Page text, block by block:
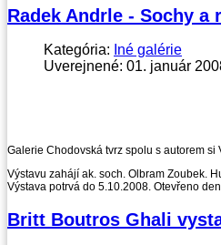
Radek Andrle - Sochy a
Kategória: Iné galérie
Uverejnené: 01. január
Galerie Chodovská tvrz spolu s autorem
Výstavu zahájí ak. soch. Olbram Zoubek.
Výstava potrvá do 5.10.2008. Otevřeno
Britt Boutros Ghali